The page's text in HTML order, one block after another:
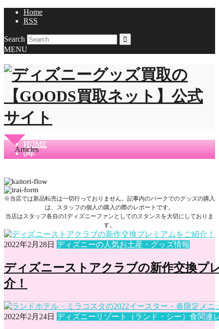
Home
RSS
Search
MENU
HOME
0年
Articles
※当店では新品転売は一切行っておりません。記事内のパークでのグッズの購入
は、スタッフの個人の購入の際のレポートです。
当店はスタッフ各自の1ディズニーファンとしてのスタンスを大切にしておりま
す。
2022年2月28日 ディズニーの人気お土産・グッズ情報
ディズニーストアクラブの新作交換プ
介！
2022年2月24日 ディズニーリゾート（ランド・シー）食関連